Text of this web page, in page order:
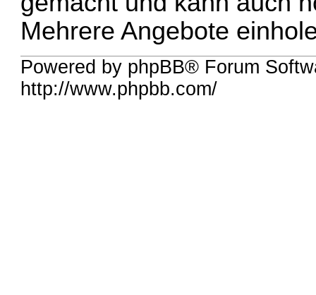
Mehrere Angebote
Powered by phpBB® Forum
http://www.phpbb.com/